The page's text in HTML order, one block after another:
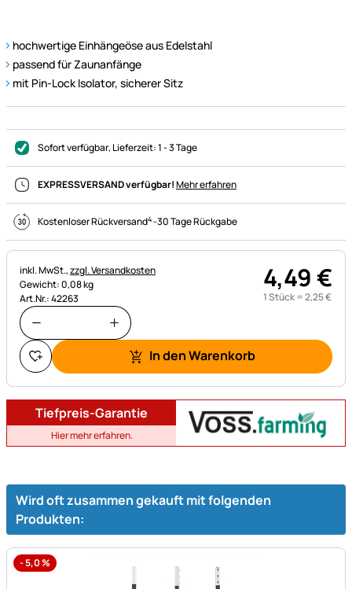
hochwertige Einhängeöse aus Edelstahl
passend für Zaunanfänge
mit Pin-Lock Isolator, sicherer Sitz
Sofort verfügbar, Lieferzeit:1 - 3 Tage
EXPRESSVERSAND verfügbar!Mehr erfahren
Kostenloser Rückversand4-30 Tage Rückgabe
Steuerhinweis:
inkl. MwSt.,zzgl. Versandkosten
Gewicht: 0,08 kg
Art.Nr.: 42263
4,49€
1 Stück =2,25€
In den Warenkorb
Tiefpreis-Garantie
Hier mehr erfahren.
Wird oft zusammen gekauft mit folgenden
Produkten:
-5,0%